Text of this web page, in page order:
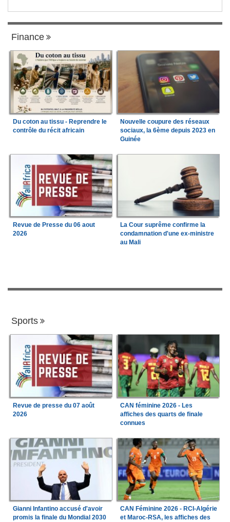
Finance
Du coton au tissu - Reprendre le
contrôle du récit africain
Nouvelle coupure des réseaux
sociaux, la 6ème depuis 2023 en
Guinée
Revue de Presse du 06 aout
2026
La Cour suprême confirme la
condamnation d'une ex-ministre
au Mali
Sports
Revue de presse du 07 août
2026
CAN féminine 2026 - Les
affiches des quarts de finale
connues
Gianni Infantino accusé d'avoir
promis la finale du Mondial 2030
CAN Féminine 2026 - RCI-Algérie
et Maroc-RSA, les affiches des